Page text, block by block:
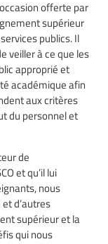
offerte par
supérieur
publics. Il
veiller à ce que les
approprié et
académique afin
aux critères
du personnel et
de
et qu’il lui
nous
d’autres
supérieur et la
qui nous